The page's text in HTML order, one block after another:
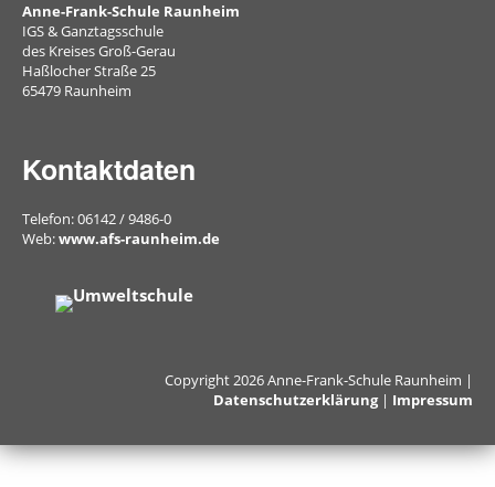
Web-
Links
Anne-Frank-Schule Raunheim
IGS & Ganztagsschule
des Kreises Groß-Gerau
Haßlocher Straße 25
65479 Raunheim
Kontaktdaten
Telefon: 06142 / 9486-0
Web:www.afs-raunheim.de
Copyright 2026 Anne-Frank-Schule Raunheim |
Datenschutzerklärung| Impressum